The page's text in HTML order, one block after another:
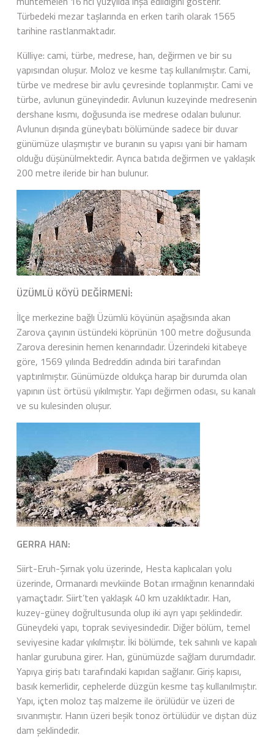
Türbedeki mezar taşlarında en erken tarih olarak 1565
tarihine rastlanmaktadır.
Külliye: cami, türbe, medrese, han, değirmen ve bir su
yapısından oluşur. Moloz ve kesme taş kullanılmıştır. Cami,
türbe ve medrese bir avlu çevresinde toplanmıştır. Cami ve
türbe, avlunun güneyindedir. Avlunun kuzeyinde medresenin
dershane kısmı, doğusunda ise medrese odaları bulunur.
Avlunun dışında güneybatı bölümünde sadece bir duvar
günümüze ulaşmıştır ve buranın su yapısı yani bir hamam
olduğu düşünülmektedir. Ayrıca batıda değirmen ve yaklaşık
200 metre ileride bir han bulunur.
ÜZÜMLÜ KÖYÜ DEĞİRMENİ:
İlçe merkezine bağlı Üzümlü köyünün aşağısında akan
Zarova çayının üstündeki köprünün 100 metre doğusunda
Zarova deresinin hemen kenarındadır. Üzerindeki kitabeye
göre, 1569 yılında Bedreddin adında biri tarafından
yaptırılmıştır. Günümüzde oldukça harap bir durumda olan
yapının üst örtüsü yıkılmıştır. Yapı değirmen odası, su kanalı
ve su kulesinden oluşur.
GERRA HAN:
Siirt-Eruh-Şırnak yolu üzerinde, Hesta kaplıcaları yolu
üzerinde, Ormanardı mevkiinde Botan ırmağının kenarındaki
yamaçtadır. Siirt’ten yaklaşık 40 km uzaklıktadır. Han,
kuzey-güney doğrultusunda olup iki ayrı yapı şeklindedir.
Güneydeki yapı, toprak seviyesindedir. Diğer bölüm, temel
seviyesine kadar yıkılmıştır. İki bölümde, tek sahınlı ve kapalı
hanlar gurubuna girer. Han, günümüzde sağlam durumdadır.
Yapıya giriş batı tarafındaki kapıdan sağlanır. Giriş kapısı,
basık kemerlidir, cephelerde düzgün kesme taş kullanılmıştır.
Yapı, içten moloz taş malzeme ile örülüdür ve üzeri de
sıvanmıştır. Hanın üzeri beşik tonoz örtülüdür ve dıştan düz
dam şeklindedir.